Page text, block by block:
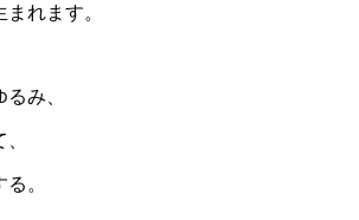
れます。
み、
。